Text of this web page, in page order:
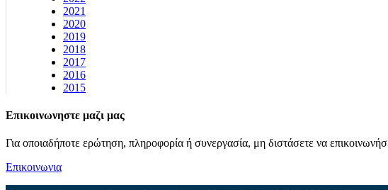
2021
2020
2019
2018
2017
2016
2015
Επικοινωνηστε μαζι μας
Για οποιαδήποτε ερώτηση, πληροφορία ή συνεργασία, μη διστάσετε να
Επικοινωνια